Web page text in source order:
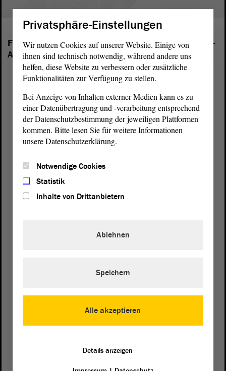
Folgende Fraktionen sind im Landtag von Sachsen-
Anhalt vertreten:
Privatsphäre-Einstellungen
Wir nutzen Cookies auf unserer Website. Einige von
ihnen sind technisch notwendig, während andere uns
helfen, diese Website zu verbessern oder zusätzliche
Funktionalitäten zur Verfügung zu stellen.
Bei Anzeige von Inhalten externer Medien kann es zu
einer Datenübertragung und -verarbeitung entsprechend
der Datenschutzbestimmung der jeweiligen Plattformen
kommen. Bitte lesen Sie für weitere Informationen
unsere Datenschutzerklärung.
Notwendige Cookies
Statistik
Inhalte von Drittanbietern
Alle akzeptieren
Ablehnen
Speichern
Details anzeigen